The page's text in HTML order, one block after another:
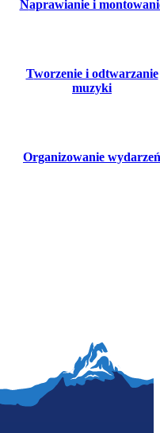
naprawianie i
tworzenie i odtwarzanie
muzyki
organizowanie wydarzeń